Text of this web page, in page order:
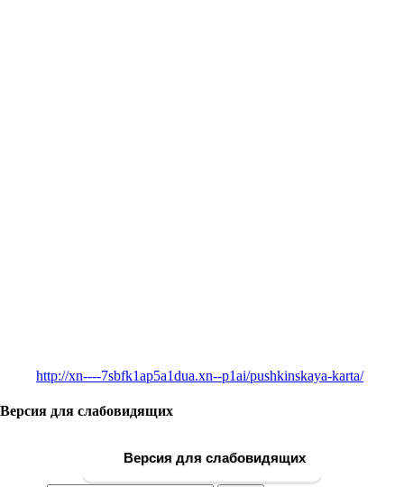
http://xn----7sbfk1ap5a1dua.xn--p1ai/pushkinskaya-karta/
Версия для слабовидящих
Версия для слабовидящих